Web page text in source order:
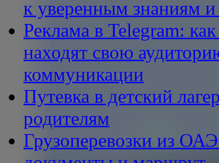
к уверенным знаниям и
Реклама в Telegram:
находят свою
коммуникации
Путевка в детский
родителям
Грузоперевозки из